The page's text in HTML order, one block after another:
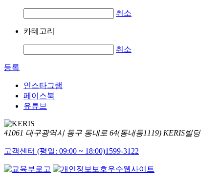
취소
카테고리
취소
등록
인스타그램
페이스북
유튜브
41061 대구광역시 동구 동내로 64(동내동1119) KERIS빌딩
고객센터 (평일: 09:00 ~ 18:00)1599-3122